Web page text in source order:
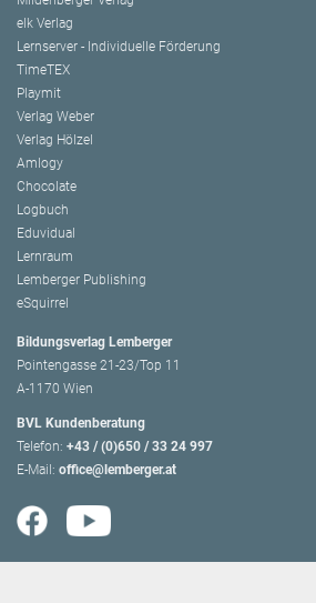
elk Verlag
Lernserver - Individuelle Förderung
TimeTEX
Playmit
Verlag Weber
Verlag Hölzel
Amlogy
Chocolate
Logbuch
Eduvidual
Lernraum
Lemberger Publishing
eSquirrel
Bildungsverlag Lemberger
Pointengasse 21-23/Top 11
A-1170 Wien
BVL Kundenberatung
Telefon: +43 / (0)650 / 33 24 997
E-Mail: office@lemberger.at